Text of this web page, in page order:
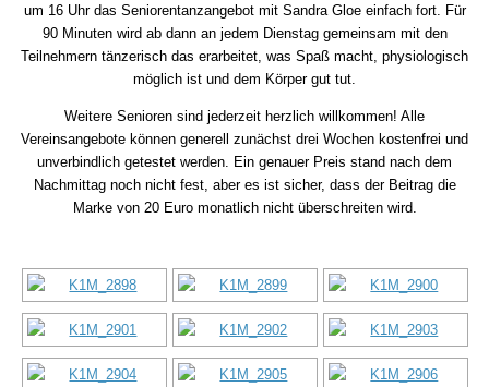
um 16 Uhr das Seniorentanzangebot mit Sandra Gloe einfach fort. Für
90 Minuten wird ab dann an jedem Dienstag gemeinsam mit den
Teilnehmern tänzerisch das erarbeitet, was Spaß macht, physiologisch
möglich ist und dem Körper gut tut.
Weitere Senioren sind jederzeit herzlich willkommen! Alle
Vereinsangebote können generell zunächst drei Wochen kostenfrei und
unverbindlich getestet werden. Ein genauer Preis stand nach dem
Nachmittag noch nicht fest, aber es ist sicher, dass der Beitrag die
Marke von 20 Euro monatlich nicht überschreiten wird.